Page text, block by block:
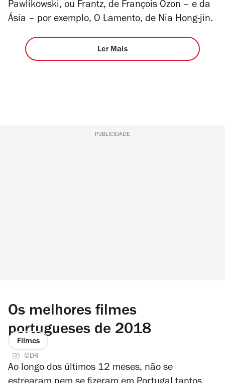
Pawlikowski, ou Frantz, de François Ozon – e da
Ásia – por exemplo, O Lamento, de Nia Hong-jin.
Ler Mais
PUBLICIDADE
Os melhores filmes
portugueses de 2018
Filmes
©DR
Ao longo dos últimos 12 meses, não se